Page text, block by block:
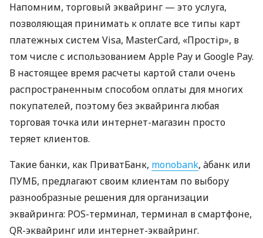
Напомним, торговый эквайринг — это услуга,
позволяющая принимать к оплате все типы карт
платежных систем Visa, MasterCard, «Простір», в
том числе с использованием Apple Pay и Google Pay.
В настоящее время расчеты картой стали очень
распространенным способом оплаты для многих
покупателей, поэтому без эквайринга любая
торговая точка или интернет-магазин просто
теряет клиентов.
Такие банки, как ПриватБанк, monobank, àбанк или
ПУМБ, предлагают своим клиентам по выбору
разнообразные решения для организации
эквайринга: POS-терминал, терминал в смартфоне,
QR-эквайринг или интернет-эквайринг.